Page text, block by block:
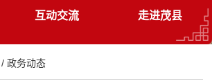
互动交流 走进茂县
/政务动态